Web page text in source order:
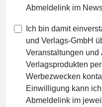
Abmeldelink im
Ich bin damit
und Verlags-GmbH
Veranstaltungen und
Verlagsprodukten
Werbezwecken
Einwilligung kann
Abmeldelink im